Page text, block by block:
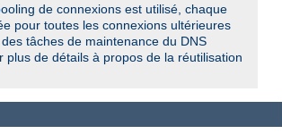
de connexions est utilisé, chaque
pour toutes les connexions ultérieures
tâches de maintenance du DNS
plus de détails à propos de la réutilisation